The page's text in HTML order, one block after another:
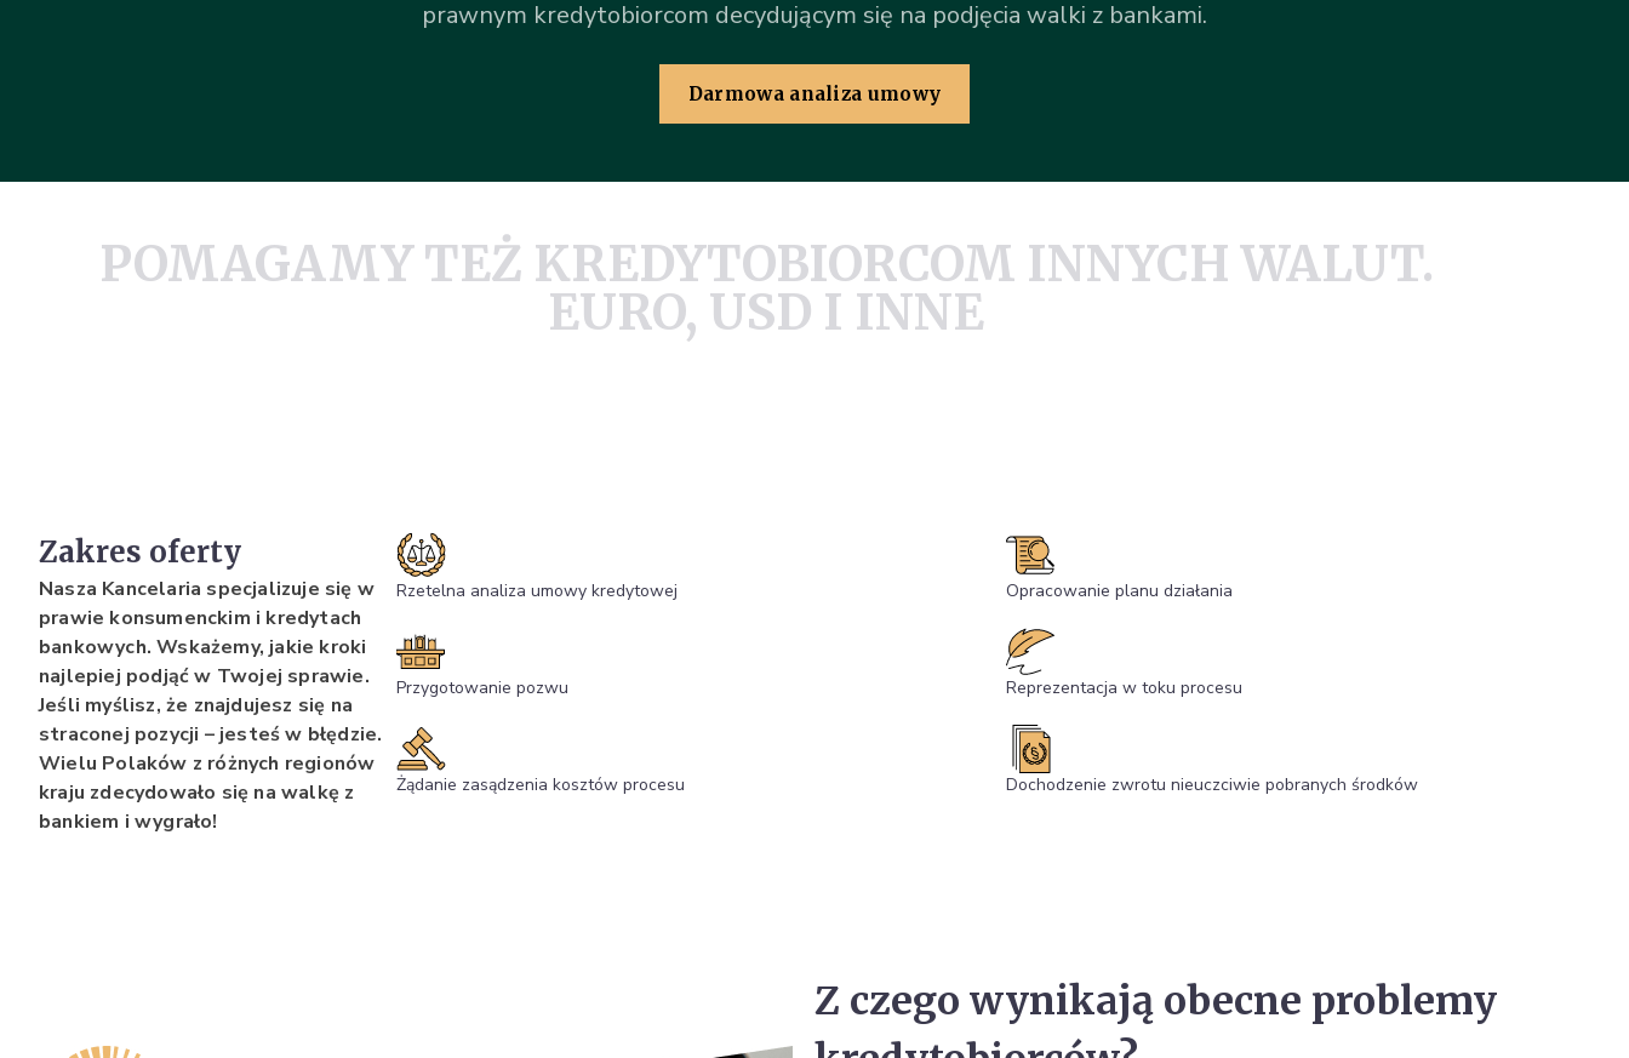
prawnym kredytobiorcom decydującym się na podjęcia walki z bankami.
Darmowa analiza umowy
POMAGAMY TEŻ KREDYTOBIORCOM INNYCH WALUT.
EURO, USD I INNE
Zakres oferty
Nasza Kancelaria specjalizuje się w
prawie konsumenckim i kredytach
bankowych. Wskażemy, jakie kroki
najlepiej podjąć w Twojej sprawie.
Jeśli myślisz, że znajdujesz się na
straconej pozycji – jesteś w błędzie.
Wielu Polaków z różnych regionów
kraju zdecydowało się na walkę z
bankiem i wygrało!
Rzetelna analiza umowy kredytowej Opracowanie planu działania
Przygotowanie pozwu Reprezentacja w toku procesu
Żądanie zasądzenia kosztów procesu Dochodzenie zwrotu nieuczciwie pobranych środków
Z czego wynikają obecne problemy